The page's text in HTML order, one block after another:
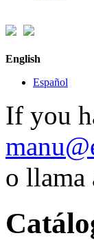
English
Español
If you
o llama